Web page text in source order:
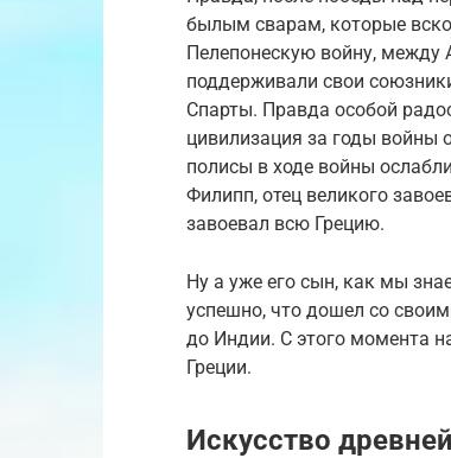
былым сварам, которые
Пелепонескую войну, между
поддерживали свои
Спарты. Правда особой
цивилизация за годы войны
полисы в ходе войны
Филипп, отец великого
завоевал всю Грецию.
Ну а уже его сын, как мы
успешно, что дошел со
до Индии. С этого момента
Греции.
Искусство